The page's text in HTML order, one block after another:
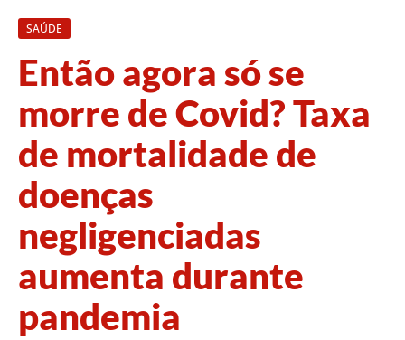
SAÚDE
Então agora só se
morre de Covid? Taxa
de mortalidade de
doenças
negligenciadas
aumenta durante
pandemia